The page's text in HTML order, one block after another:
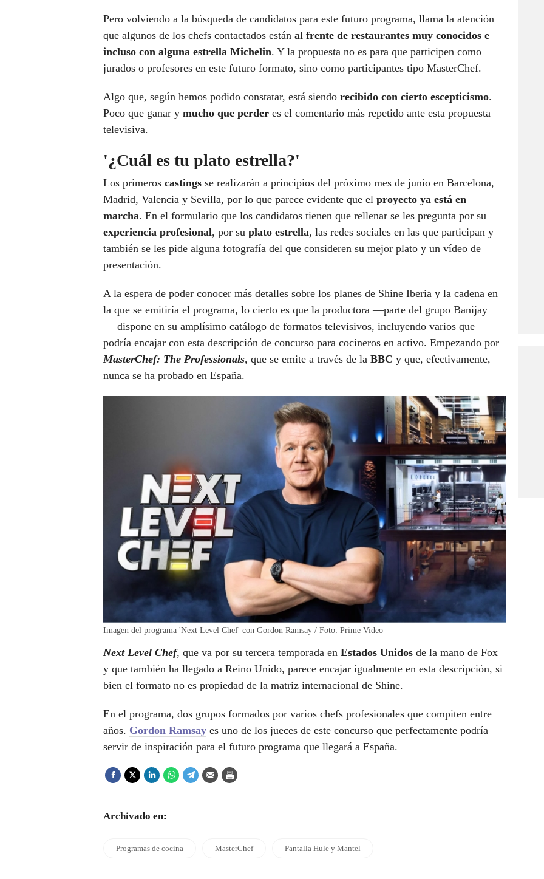
Pero volviendo a la búsqueda de candidatos para este futuro programa, llama la atención
que algunos de los chefs contactados están al frente de restaurantes muy conocidos e
incluso con alguna estrella Michelin. Y la propuesta no es para que participen como
jurados o profesores en este futuro formato, sino como participantes tipo MasterChef.
Algo que, según hemos podido constatar, está siendo recibido con cierto escepticismo.
Poco que ganar y mucho que perder es el comentario más repetido ante esta propuesta
televisiva.
'¿Cuál es tu plato estrella?'
Los primeros castings se realizarán a principios del próximo mes de junio en Barcelona,
Madrid, Valencia y Sevilla, por lo que parece evidente que el proyecto ya está en
marcha. En el formulario que los candidatos tienen que rellenar se les pregunta por su
experiencia profesional, por su plato estrella, las redes sociales en las que participan y
también se les pide alguna fotografía del que consideren su mejor plato y un vídeo de
presentación.
A la espera de poder conocer más detalles sobre los planes de Shine Iberia y la cadena en
la que se emitiría el programa, lo cierto es que la productora —parte del grupo Banijay
— dispone en su amplísimo catálogo de formatos televisivos, incluyendo varios que
podría encajar con esta descripción de concurso para cocineros en activo. Empezando por
MasterChef: The Professionals, que se emite a través de la BBC y que, efectivamente,
nunca se ha probado en España.
Imagen del programa 'Next Level Chef' con Gordon Ramsay / Foto: Prime Video
Next Level Chef, que va por su tercera temporada en Estados Unidos de la mano de Fox
y que también ha llegado a Reino Unido, parece encajar igualmente en esta descripción, si
bien el formato no es propiedad de la matriz internacional de Shine.
En el programa, dos grupos formados por varios chefs profesionales que compiten entre
años. Gordon Ramsay es uno de los jueces de este concurso que perfectamente podría
servir de inspiración para el futuro programa que llegará a España.
Archivado en:
Programas de cocina MasterChef Pantalla Hule y Mantel